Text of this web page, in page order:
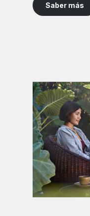
Saber más